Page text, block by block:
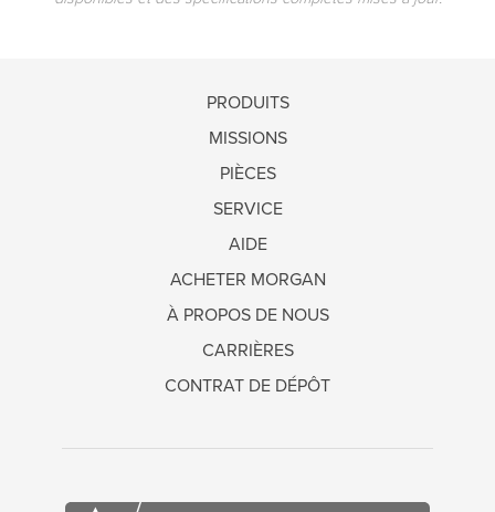
PRODUITS
MISSIONS
PIÈCES
SERVICE
AIDE
ACHETER MORGAN
À PROPOS DE NOUS
CARRIÈRES
CONTRAT DE DÉPÔT